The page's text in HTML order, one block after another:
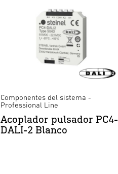
Componentes del sistema -
Professional Line
Acoplador pulsador PC4-
DALI-2 Blanco